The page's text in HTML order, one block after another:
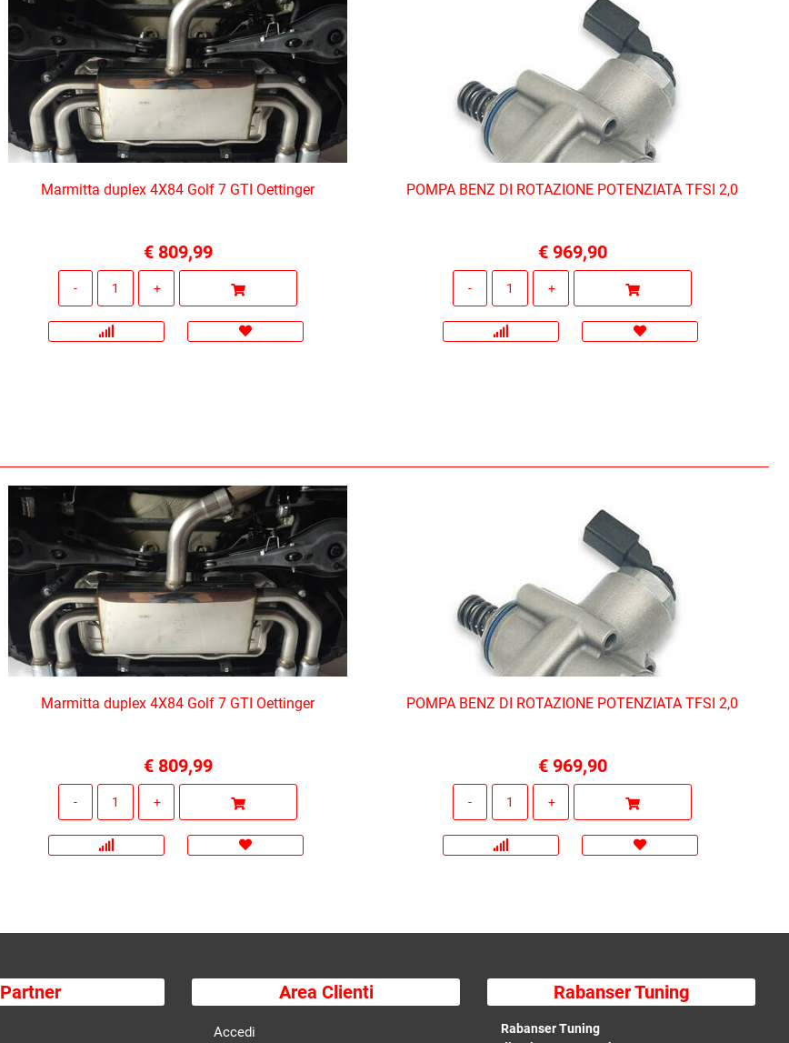
Marmitta duplex 4X84 Golf 7 GTI Oettinger
€ 809,99
POMPA BENZ DI ROTAZIONE POTENZIATA TFSI 2,0
€ 969,90
Marmitta duplex 4X84 Golf 7 GTI Oettinger
€ 809,99
POMPA BENZ DI ROTAZIONE POTENZIATA TFSI 2,0
€ 969,90
Partner Area Clienti
Accedi
Rabanser Tuning
Rabanser Tuning